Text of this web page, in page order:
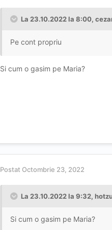
La 23.10.2022 la 8:00,
Pe cont propriu
Si cum o gasim pe Maria?
Postat Octombrie 23, 2022
La 23.10.2022 la 9:32,
Si cum o gasim pe Maria?